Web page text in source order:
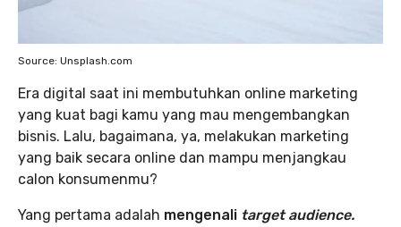
Source: Unsplash.com
Era digital saat ini membutuhkan online marketing
yang kuat bagi kamu yang mau mengembangkan
bisnis. Lalu, bagaimana, ya, melakukan marketing
yang baik secara online dan mampu menjangkau
calon konsumenmu?
Yang pertama adalah mengenali target audience.